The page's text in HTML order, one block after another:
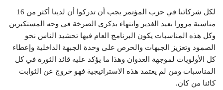
لكل شركائنا في حزب المؤتمر يجب أن تدركوا أن لدينا أكثر من 16
مناسبة مرورا بعيد الغدير وانتهاء بذكرى الصرخة في وجه المستكبرين
وكل هذه المناسبات يكون البرنامج العام فيها تحشيد الناس نحو
الصمود وتعزيز الجبهات والحرص على وحدة الجبهة الداخلية وإعطاء
كل الأولويات لموجهة العدوان وهذا ما يؤكد عليه قائد الثورة في كل
المناسبات ومن لم يعتمد هذه الاستراتيجية فهو خروج عن الثوابت
كائنا من كان.